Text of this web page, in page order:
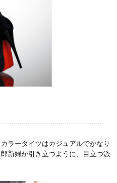
ラータイツはカジュアルでかなり
新婦が引き立つように、目立つ派